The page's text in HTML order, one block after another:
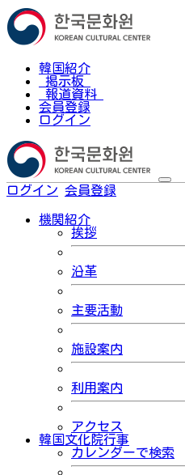
韓国紹介
掲示板
報道資料
会員登録
ログイン
ログイン 会員登録
機関紹介
挨拶
沿革
主要活動
施設案内
利用案内
アクセス
韓国文化院行事
カレンダーで検索